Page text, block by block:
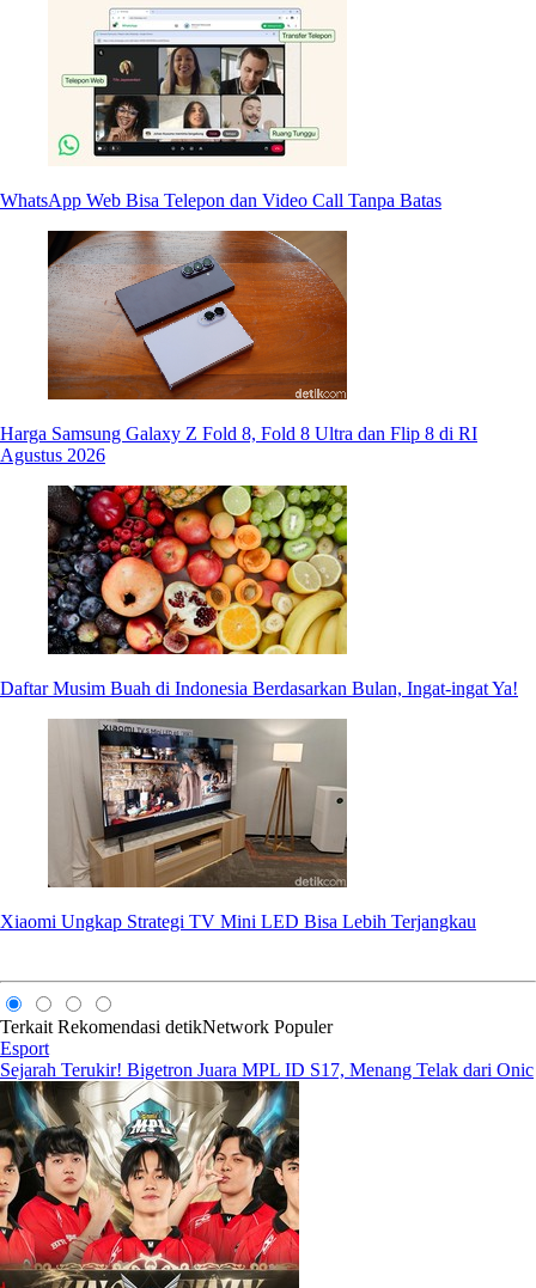
WhatsApp Web Bisa Telepon dan Video Call Tanpa Batas
Harga Samsung Galaxy Z Fold 8, Fold 8 Ultra dan Flip 8 di RI
Agustus 2026
Daftar Musim Buah di Indonesia Berdasarkan Bulan, Ingat-ingat Ya!
Xiaomi Ungkap Strategi TV Mini LED Bisa Lebih Terjangkau
Terkait Rekomendasi detikNetwork Populer
Esport
Sejarah Terukir! Bigetron Juara MPL ID S17, Menang Telak dari Onic